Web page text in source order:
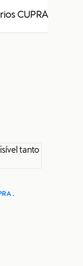
CUPRA
tanto